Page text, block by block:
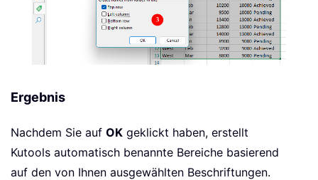
Ergebnis
Nachdem Sie auf OK geklickt haben, erstellt
Kutools automatisch benannte Bereiche basierend
auf den von Ihnen ausgewählten Beschriftungen.